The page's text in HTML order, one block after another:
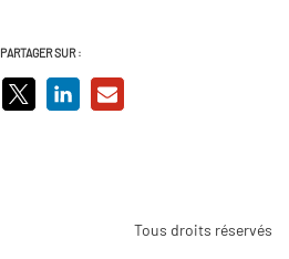
PARTAGER SUR :
Tous droits réservés